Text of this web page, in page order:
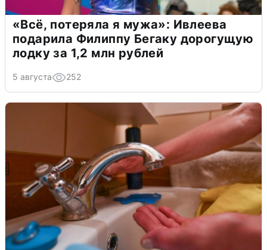
«Всё, потеряла я мужа»: Ивлеева
подарила Филиппу Бегаку дорогущую
лодку за 1,2 млн рублей
5 августа 252